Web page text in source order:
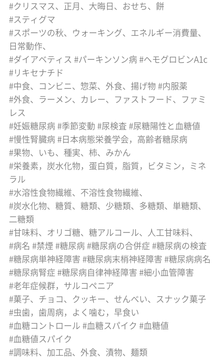
クリスマス、正月、大晦日、おせち、餅
スティグマ
スポーツの秋、ウォーキング、エネルギー消費量、
日常動作、
ダイアベティス
パーキンソン病
ヘモグロビンA1c
リキセナチド
中食、コンビニ、惣菜、外食、揚げ物
内服薬
外食、ラーメン、カレー、ファストフード、ファミ
レス
妊娠糖尿病
季節変動 尿検査
尿糖陽性と血糖値
慢性腎臓病
日本病態栄養学会，高齢者糖尿病
果物、いも、種実、柿、みかん
栄養素，炭水化物，蛋白質，脂質，ビタミン，ミネ
ラル
水溶性食物繊維、不溶性食物繊維、
炭水化物、糖質、糖類、少糖類、多糖類、単糖類、
二糖類
甘味料、オリゴ糖、糖アルコール、人工甘味料、
病名
禁煙 糖尿病 糖尿病の合併症
糖尿病の検査
糖尿病単神経障害
糖尿病末梢神経障害
糖尿病病名
糖尿病腎症
糖尿病自律神経障害
細小血管障害
老年症候群，サルコペニア
菓子、チョコ、クッキー、せんべい、スナック菓子
虫歯，歯周病，よく噛む，早食い
血糖コントロール
血糖スパイク
血糖値
血糖値スパイク
調味料、加工品、外食、漬物、麺類